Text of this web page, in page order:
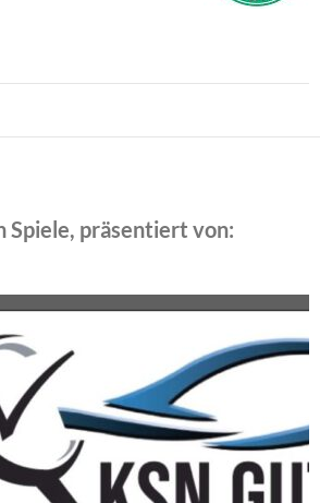
Spiele, präsentiert von: